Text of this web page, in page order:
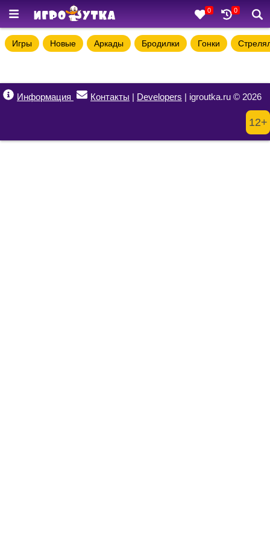
0 0
Игры Новые Аркады Бродилки Гонки
Информация Контакты | Developers | igroutka.ru © 2026
12+